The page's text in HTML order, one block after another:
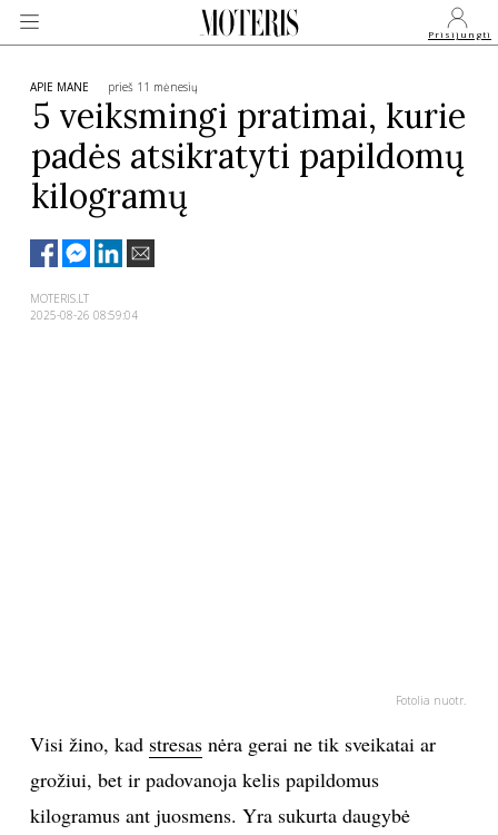
Prisijungti
VEIDAI
MONARCHIJA
KULTŪRA
APIE MANE prieš 11 mėnesių
5 veiksmingi pratimai, kurie
padės atsikratyti papildomų
kilogramų
MOTERIS.LT
2025-08-26 08:59:04
Fotolia nuotr.
Visi žino, kad stresasnėra gerai ne tik sveikatai ar
grožiui, bet ir padovanoja kelis papildomus
kilogramus ant juosmens. Yra sukurta daugybė